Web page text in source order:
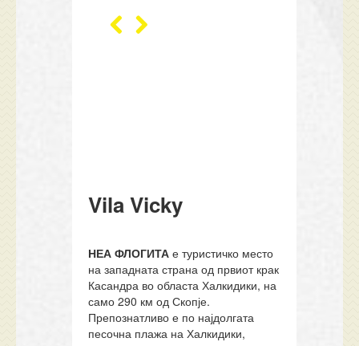
Vila Vicky
НЕА ФЛОГИТА е туристичко место
на западната страна од првиот крак
Касандра во областа Халкидики, на
само 290 км од Скопје.
Препознатливо е по најдолгата
песочна плажа на Халкидики,